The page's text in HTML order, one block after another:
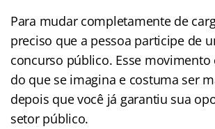
Para mudar completamente de
preciso que a pessoa participe de
concurso público. Esse
do que se imagina e costuma ser
depois que você já garantiu sua
setor público.